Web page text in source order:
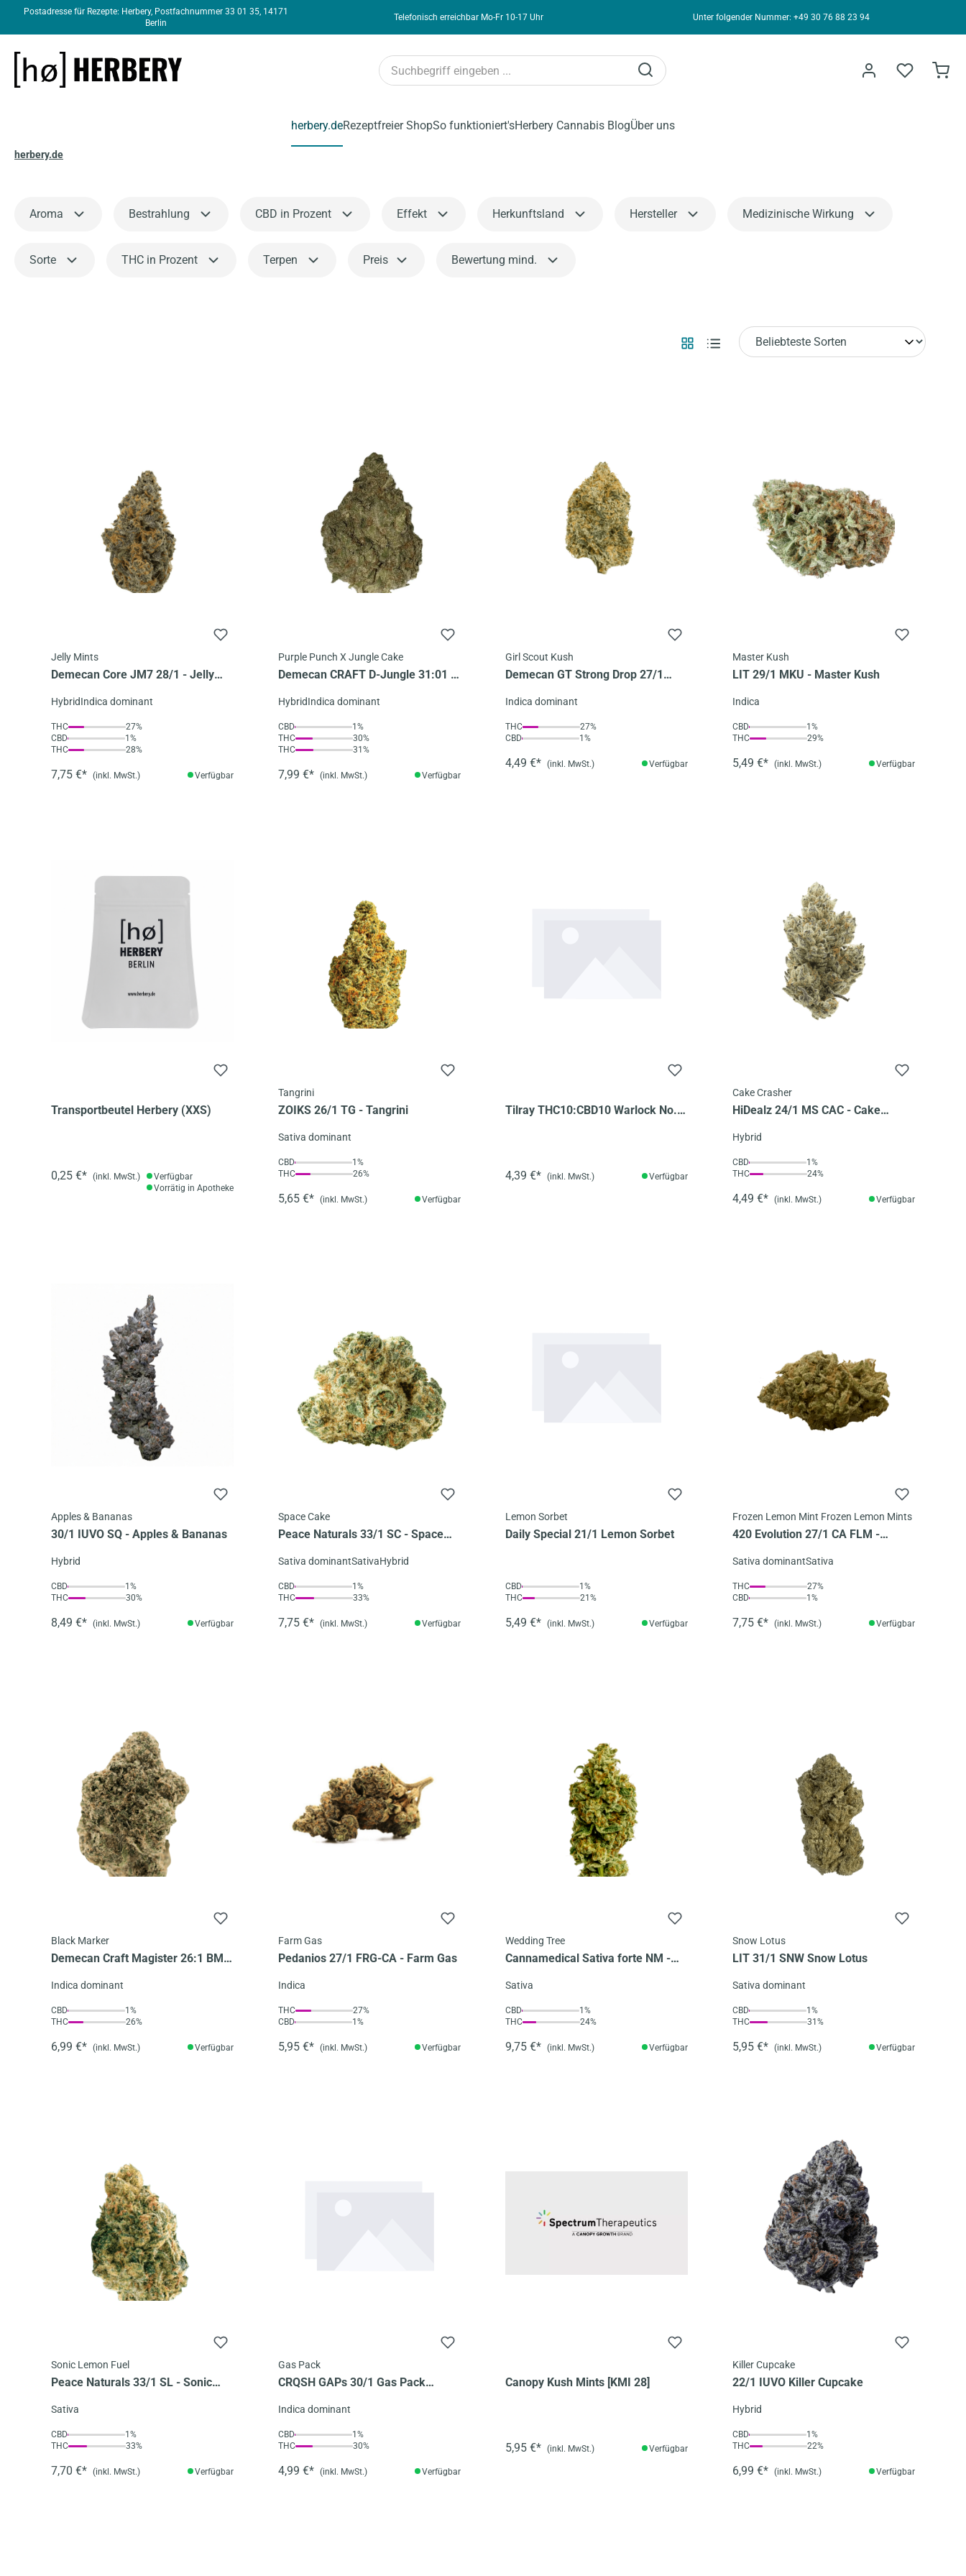
Zur Hauptnavigation springen
Postadresse für Rezepte: Herbery, Postfachnummer 33 01 35, 14171
Berlin
Telefonisch erreichbar Mo-Fr 10-17 Uhr Unter folgender Nummer: +49 30 76 88 23 94
herbery.deRezeptfreier ShopSo funktioniert'sHerbery Cannabis BlogÜber uns
herbery.de
Aroma Bestrahlung CBD in Prozent Effekt Herkunftsland Hersteller Medizinische Wirkung
Sorte THC in Prozent Terpen Preis Bewertung mind.
Jelly Mints
Demecan Core JM7 28/1 - Jelly
HybridIndica dominant
THC
27%
CBD
1%
THC
28%
7,75 €* (inkl. MwSt.) Verfügbar
Purple Punch X Jungle Cake
Demecan CRAFT D-Jungle 31:01 -
HybridIndica dominant
CBD
1%
THC
30%
THC
31%
7,99 €* (inkl. MwSt.) Verfügbar
Girl Scout Kush
Demecan GT Strong Drop 27/1
Indica dominant
THC
27%
CBD
1%
4,49 €* (inkl. MwSt.) Verfügbar
Master Kush
LIT 29/1 MKU - Master Kush
Indica
CBD
1%
THC
29%
5,49 €* (inkl. MwSt.) Verfügbar
Transportbeutel Herbery (XXS)
0,25 €* (inkl. MwSt.)
Verfügbar
Vorrätig in Apotheke
Tangrini
ZOIKS 26/1 TG - Tangrini
Sativa dominant
CBD
1%
THC
26%
5,65 €* (inkl. MwSt.) Verfügbar
Tilray THC10:CBD10 Warlock No. 2
4,39 €* (inkl. MwSt.) Verfügbar
Cake Crasher
HiDealz 24/1 MS CAC - Cake
Hybrid
CBD
1%
THC
24%
4,49 €* (inkl. MwSt.) Verfügbar
Apples & Bananas
30/1 IUVO SQ - Apples & Bananas
Hybrid
CBD
1%
THC
30%
8,49 €* (inkl. MwSt.) Verfügbar
Space Cake
Peace Naturals 33/1 SC - Space
Sativa dominantSativaHybrid
CBD
1%
THC
33%
7,75 €* (inkl. MwSt.) Verfügbar
Lemon Sorbet
Daily Special 21/1 Lemon Sorbet
CBD
1%
THC
21%
5,49 €* (inkl. MwSt.) Verfügbar
Frozen Lemon Mint Frozen Lemon Mints
420 Evolution 27/1 CA FLM -
Sativa dominantSativa
THC
27%
CBD
1%
7,75 €* (inkl. MwSt.) Verfügbar
Black Marker
Demecan Craft Magister 26:1 BM -
Indica dominant
CBD
1%
THC
26%
6,99 €* (inkl. MwSt.) Verfügbar
Farm Gas
Pedanios 27/1 FRG-CA - Farm Gas
Indica
THC
27%
CBD
1%
5,95 €* (inkl. MwSt.) Verfügbar
Wedding Tree
Cannamedical Sativa forte NM -
Sativa
CBD
1%
THC
24%
9,75 €* (inkl. MwSt.) Verfügbar
Snow Lotus
LIT 31/1 SNW Snow Lotus
Sativa dominant
CBD
1%
THC
31%
5,95 €* (inkl. MwSt.) Verfügbar
Sonic Lemon Fuel
Peace Naturals 33/1 SL - Sonic
Sativa
CBD
1%
THC
33%
7,70 €* (inkl. MwSt.) Verfügbar
Gas Pack
CRQSH GAPs 30/1 Gas Pack
Indica dominant
CBD
1%
THC
30%
4,99 €* (inkl. MwSt.) Verfügbar
Canopy Kush Mints [KMI 28]
5,95 €* (inkl. MwSt.) Verfügbar
Killer Cupcake
22/1 IUVO Killer Cupcake
Hybrid
CBD
1%
THC
22%
6,99 €* (inkl. MwSt.) Verfügbar